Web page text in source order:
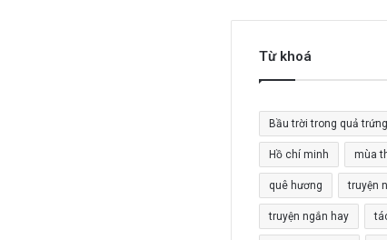
Từ khoá
Bầu trời trong quả trứng
Hồ chí minh mùa
quê hương truyện
truyện ngắn hay